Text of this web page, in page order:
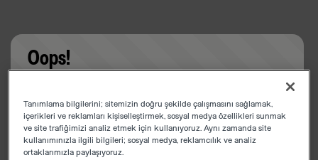
Oops!
app
Tanımlama bilgilerini; sitemizin doğru şekilde çalışmasını sağlamak,
içerikleri ve reklamları kişiselleştirmek, sosyal medya özellikleri sunmak
ve site trafiğimizi analiz etmek için kullanıyoruz. Aynı zamanda site
kullanımınızla ilgili bilgileri; sosyal medya, reklamcılık ve analiz
ortaklarımızla paylaşıyoruz.